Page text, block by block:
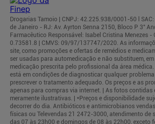
Drogarias Tamoio | CNPJ: 42.225.938/0001-50 l
de Janeiro - RJ: Av. Ayrton Senna 2150, Bloco P 3°
Farmacêutico Responsável: Isabel Cristina Menezes -
0.73581.8 | CMVS: 09/97/137747/2020. As
site, como promoções e ofertas de remédios e
ser usadas para automedicação e não substituem,
medicação prescrita pelo profissional da área médica.
está em condições de diagnosticar qualquer
prescrever o tratamento adequado. Os preços e as
apenas para compras via internet. | As fotos contidas
meramente ilustrativas. | *Preços e disponibilidade
decorrer do dia. Antibióticos e antimicrobianos
físicas ou Televendas 21 2472-3000, atendimento de
das 07 às 23h00 e domingos de 08 às 22h00, exceto